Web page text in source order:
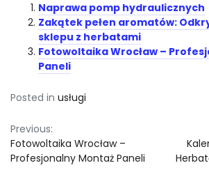
Naprawa pomp hydraulicznych
Zakątek pełen aromatów:
sklepu z herbatami
Fotowoltaika Wrocław –
Paneli
Posted in usługi
Nawigacja
wpisu
Previous:
Fotowoltaika Wrocław –
Profesjonalny Montaż Paneli